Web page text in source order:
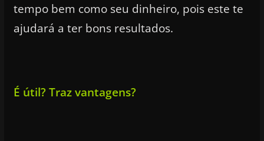
tempo bem como seu dinheiro, pois este te
ajudará a ter bons resultados.
É útil? Traz vantagens?